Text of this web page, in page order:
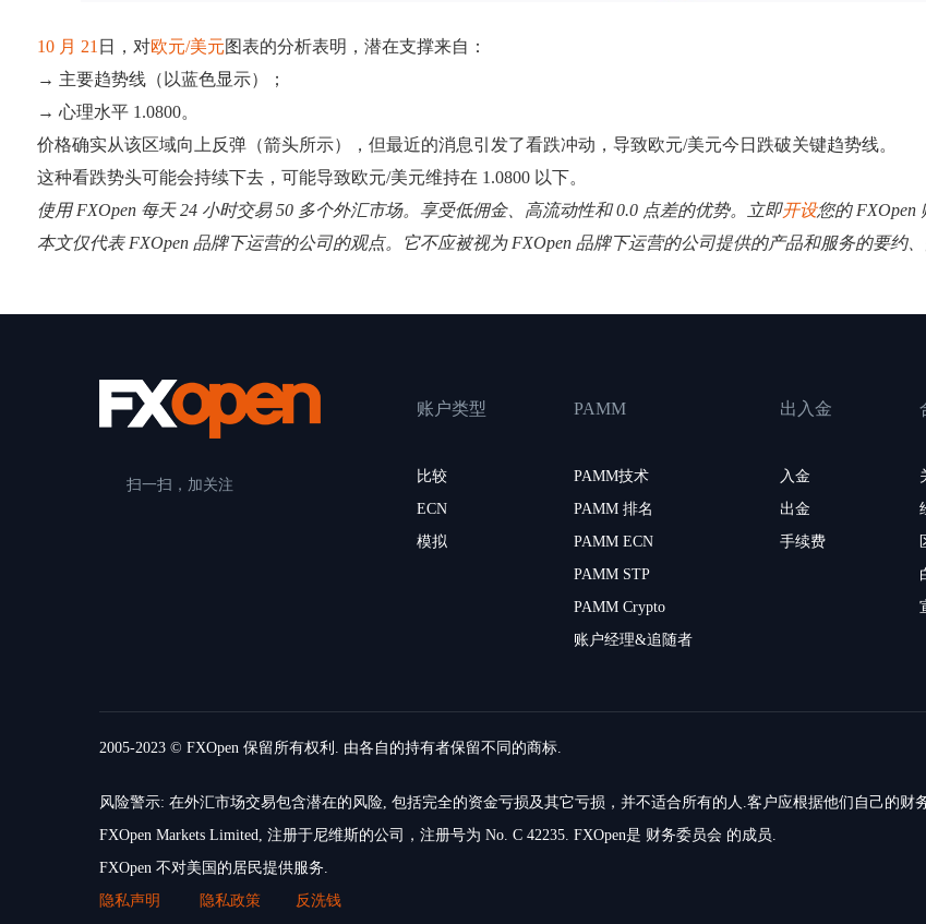
10 月 21 日，对欧元/美元图表的分析表明，潜在支撑来自：
→ 主要趋势线（以蓝色显示）；
→ 心理水平 1.0800。
价格确实从该区域向上反弹（箭头所示），但最近的消息引发了看跌冲动，导致欧元/美元今日跌破关键趋势线。
这种看跌势头可能会持续下去，可能导致欧元/美元维持在 1.0800 以下。
使用 FXOpen 每天 24 小时交易 50 多个外汇市场。享受低佣金、高流动性和 0.0 点差的优势。立即开设您的 FXOpen
本文仅代表 FXOpen 品牌下运营的公司的观点。它不应被视为 FXOpen 品牌下运营的公司提供的产品和服务的要约
扫一扫，加关注
账户类型
比较
ECN
模拟
PAMM
PAMM技术
PAMM 排名
PAMM ECN
PAMM STP
PAMM Crypto
账户经理&追随者
出入金
入金
出金
手续费
2005-2023 © FXOpen 保留所有权利. 由各自的持有者保留不同的商标.
风险警示: 在外汇市场交易包含潜在的风险, 包括完全的资金亏损及其它亏损，并不适合所有的人.客户应根据他们自己的财
FXOpen Markets Limited, 注册于尼维斯的公司，注册号为 No. C 42235. FXOpen是 财务委员会 的成员.
FXOpen 不对美国的居民提供服务.
隐私声明
隐私政策 反洗钱